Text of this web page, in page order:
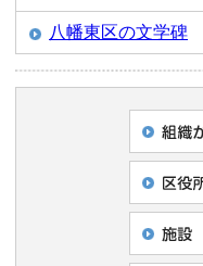
八幡東区の文学碑